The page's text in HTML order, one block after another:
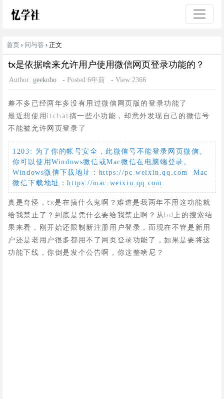
首页 › 问与答 › 正文
tx是依据啥来允许用户使用微信网页登录功能的？
Author: geekobo - Posted:6年前 - View:2366
差不多已经两年多没有用过微信网页版的登录功能了
最近想使用itchat搞一些小功能，却意外发现自己的微信号
不能被允许网页登录了
1203: 为了你的帐号安全，此微信号不能登录网页微信。
你可以使用Windows微信或Mac微信在电脑端登录。
Windows微信下载地址：https://pc.weixin.qq.com  Mac
微信下载地址：https://mac.weixin.qq.com
真是奇怪，tx是在搞什么鬼啊？难道是我两年不用这功能就
给我禁止了？到底是凭什么要给我禁止啊？从bd上的搜索结
果来看，刚开始还限制新注册用户登录，而现在不管是新用
户还是老用户很多都用不了网页登录功能了，如果是要将这
功能下线，你倒是发个公告啊，你这整啥尼？